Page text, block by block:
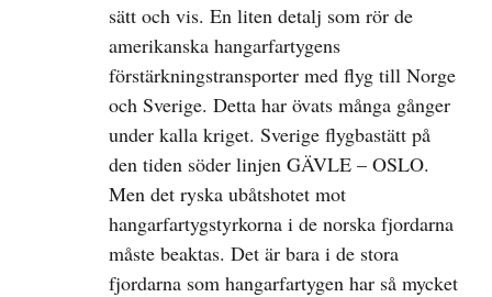
sätt och vis. En liten detalj som rör de
amerikanska hangarfartygens
förstärkningstransporter med flyg till Norge
och Sverige. Detta har övats många gånger
under kalla kriget. Sverige flygbastätt på
den tiden söder linjen GÄVLE – OSLO.
Men det ryska ubåtshotet mot
hangarfartygstyrkorna i de norska fjordarna
måste beaktas. Det är bara i de stora
fjordarna som hangarfartygen har så mycket